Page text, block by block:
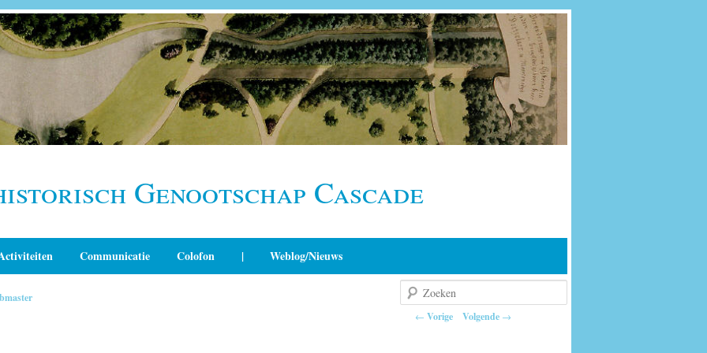
Genootschap Cascade
Communicatie Colofon | Weblog/Nieuws
Berichtnavigatie
← Vorige Volgende →